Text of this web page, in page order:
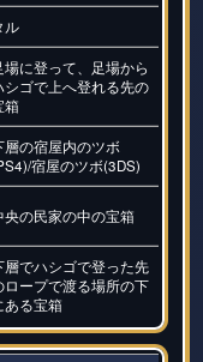
ル
場に登って、足場から
シゴで上へ登れる先の
箱
層の宿屋内のツボ
宿屋のツボ(3DS)
央の民家の中の宝箱
層でハシゴで登った先
ロープで渡る場所の下
ある宝箱